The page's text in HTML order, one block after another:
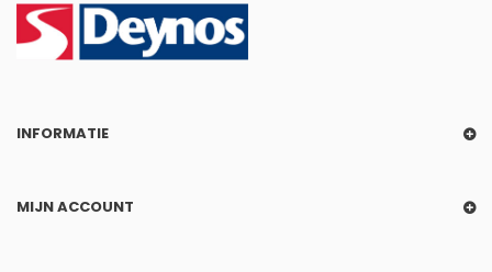
INFORMATIE
MIJN ACCOUNT